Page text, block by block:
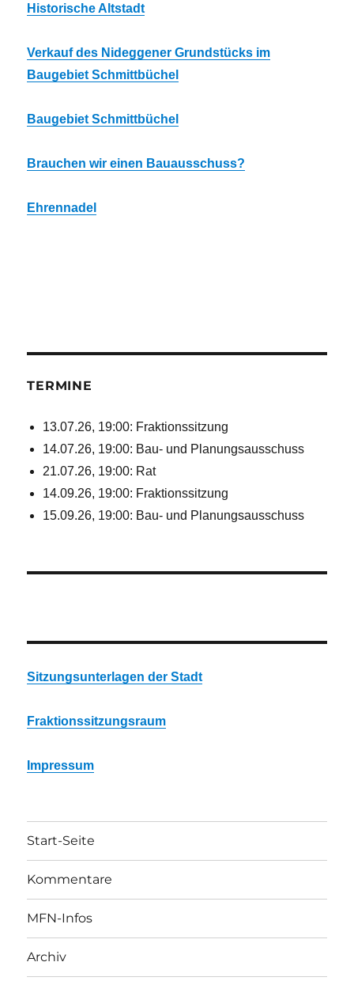
Historische Altstadt
Verkauf des Nideggener Grundstücks im
Baugebiet Schmittbüchel
Baugebiet Schmittbüchel
Brauchen wir einen Bauausschuss?
Ehrennadel
TERMINE
13.07.26, 19:00: Fraktionssitzung
14.07.26, 19:00: Bau- und Planungsausschuss
21.07.26, 19:00: Rat
14.09.26, 19:00: Fraktionssitzung
15.09.26, 19:00: Bau- und Planungsausschuss
Sitzungsunterlagen der Stadt
Fraktionssitzungsraum
Impressum
Start-Seite
Kommentare
MFN-Infos
Archiv